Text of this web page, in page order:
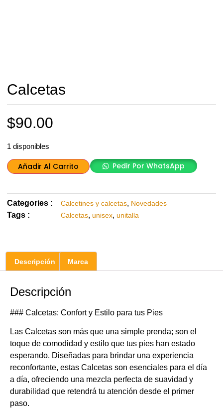
Calcetas
$90.00
1 disponibles
Añadir Al Carrito Pedir Por WhatsApp
Categories : Calcetines y calcetas, Novedades
Tags : Calcetas, unisex, unitalla
Descripción Marca
Descripción
### Calcetas: Confort y Estilo para tus Pies
Las Calcetas son más que una simple prenda; son el
toque de comodidad y estilo que tus pies han estado
esperando. Diseñadas para brindar una experiencia
reconfortante, estas Calcetas son esenciales para el día
a día, ofreciendo una mezcla perfecta de suavidad y
durabilidad que retendrá tu atención desde el primer
paso.